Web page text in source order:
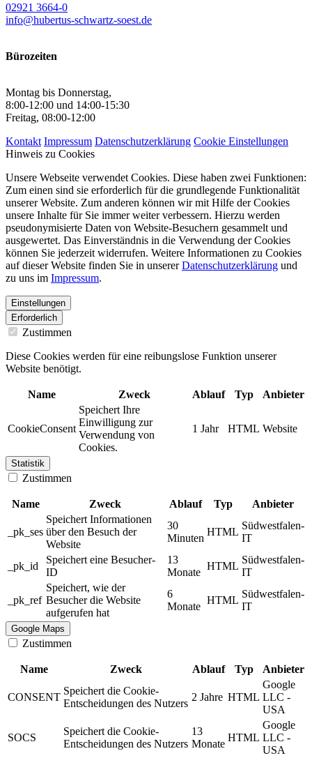
02921 3664-0
info@hubertus-schwartz-soest.de
Bürozeiten
Montag bis Donnerstag,
8:00-12:00 und 14:00-15:30
Freitag, 08:00-12:00
Kontakt Impressum Datenschutzerklärung Cookie Einstellungen
Hinweis zu Cookies
Unsere Webseite verwendet Cookies. Diese haben zwei Funktionen:
Zum einen sind sie erforderlich für die grundlegende Funktionalität
unserer Website. Zum anderen können wir mit Hilfe der Cookies
unsere Inhalte für Sie immer weiter verbessern. Hierzu werden
pseudonymisierte Daten von Website-Besuchern gesammelt und
ausgewertet. Das Einverständnis in die Verwendung der Cookies
können Sie jederzeit widerrufen. Weitere Informationen zu Cookies
auf dieser Website finden Sie in unsererDatenschutzerklärung und
zu uns im Impressum.
Einstellungen
Erforderlich
Zustimmen
Diese Cookies werden für eine reibungslose Funktion unserer
Website benötigt.
Name Zweck Ablauf Typ Anbieter
CookieConsent
Speichert Ihre
Einwilligung zur
Verwendung von
Cookies.
1 Jahr HTML Website
Statistik
Zustimmen
Name Zweck Ablauf Typ Anbieter
_pk_ses
Speichert Informationen
über den Besuch der
Website
30
Minuten
HTML
Südwestfalen-
IT
_pk_id
Speichert eine Besucher-
ID
13
Monate
HTML
Südwestfalen-
IT
_pk_ref
Speichert, wie der
Besucher die Website
aufgerufen hat
6
Monate
HTML
Südwestfalen-
IT
Google Maps
Zustimmen
Name Zweck Ablauf Typ Anbieter
CONSENT
Speichert die Cookie-
Entscheidungen des Nutzers
2 Jahre HTML
Google
LLC -
USA
SOCS
Speichert die Cookie-
Entscheidungen des Nutzers
13
Monate
HTML
Google
LLC -
USA